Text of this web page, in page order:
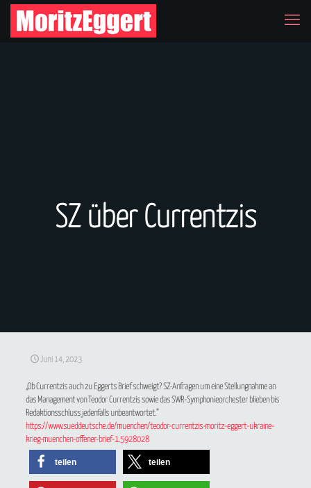
SZ über Currentzis
Juni 14, 2023
„Ob Currentzis auch zu Eggerts Brief schweigt? SZ-Anfragen um eine Stellungnahme an
das Management von Teodor Currentzis sowie das SWR-Symphonieorchester blieben bis
Redaktionsschluss jedenfalls unbeantwortet.“
https://www.sueddeutsche.de/muenchen/teodor-currentzis-moritz-eggert-ukraine-
krieg-muenchen-offener-brief-1.5928028
teilen teilen